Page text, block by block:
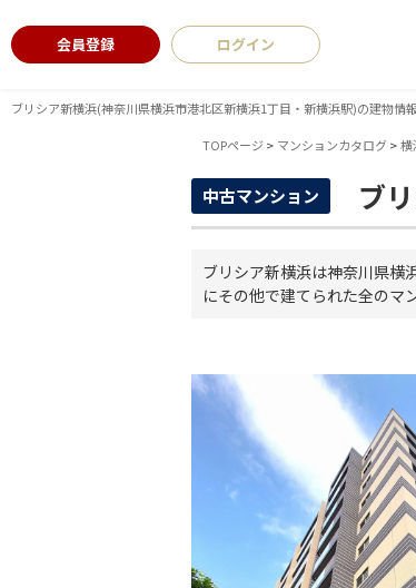
ブリシア新横浜(神奈川県横浜市港北区新横浜1丁目・新横浜駅)の建物情
会員登録 ログイン
TOPページ > マンションカタログ>横
中古マンション ブ
ブリシア新横浜は神奈川県横
にその他で建てられた全のマ